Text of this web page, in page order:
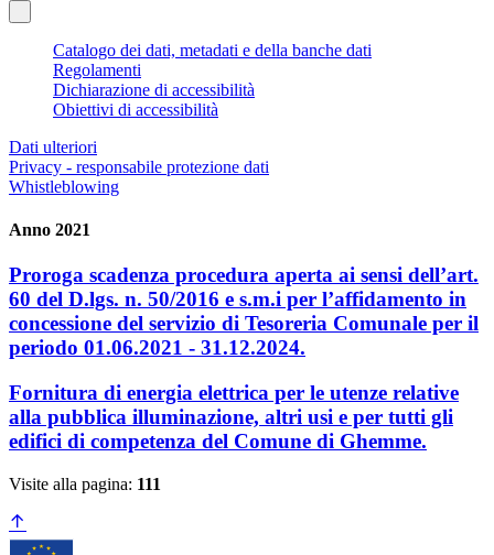
Catalogo dei dati, metadati e della banche dati
Regolamenti
Dichiarazione di accessibilità
Obiettivi di accessibilità
Dati ulteriori
Privacy - responsabile protezione dati
Whistleblowing
Anno 2021
Proroga scadenza procedura aperta ai sensi dell’art.
60 del D.lgs. n. 50/2016 e s.m.i per l’affidamento in
concessione del servizio di Tesoreria Comunale per il
periodo 01.06.2021 - 31.12.2024.
Fornitura di energia elettrica per le utenze relative
alla pubblica illuminazione, altri usi e per tutti gli
edifici di competenza del Comune di Ghemme.
Visite alla pagina: 111